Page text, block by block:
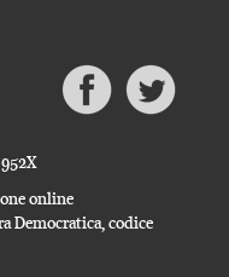
online
Democratica, codice